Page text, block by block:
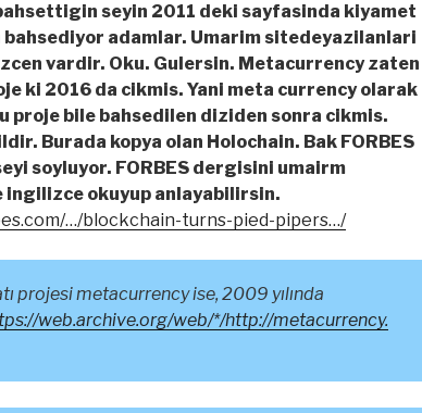
seyin 2011 deki sayfasinda kiyamet
bahsediyor adamlar. Umarim sitedeyazilanlari
vardir. Oku. Gulersin. Metacurrency zaten
ki 2016 da cikmis. Yani meta currency olarak
proje bile bahsedilen diziden sonra cikmis.
Burada kopya olan Holochain. Bak FORBES
soyluyor. FORBES dergisini umairm
ingilizce okuyup anlayabilirsin.
…/blockchain-turns-pied-pipers…/
projesi metacurrency ise, 2009 yılında
web.archive.org/web/*/http://metacurrency.